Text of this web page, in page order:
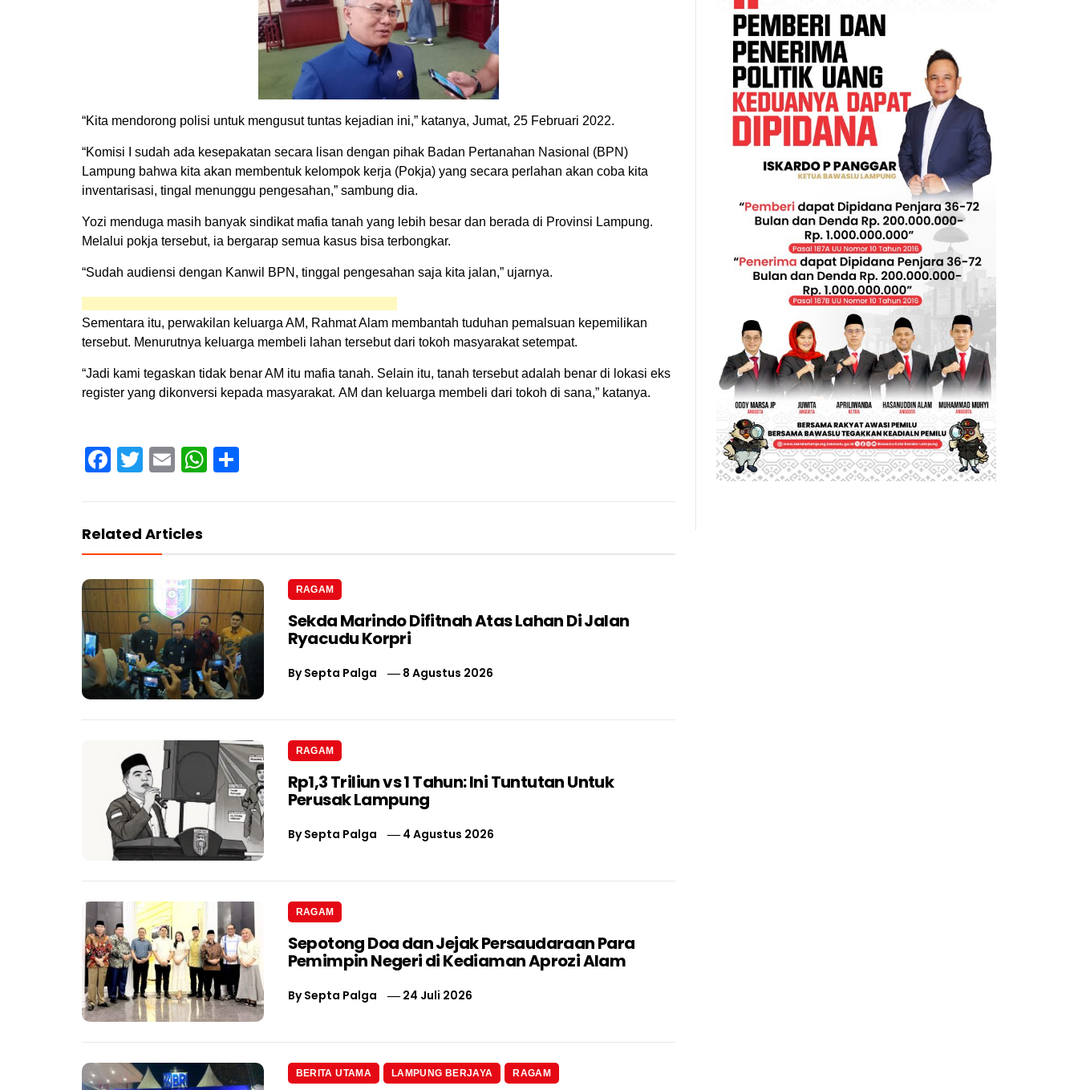
“Kita mendorong polisi untuk mengusut tuntas kejadian ini,” katanya, Jumat, 25 Februari 2022.
“Komisi I sudah ada kesepakatan secara lisan dengan pihak Badan Pertanahan Nasional (BPN)
Lampung bahwa kita akan membentuk kelompok kerja (Pokja) yang secara perlahan akan coba kita
inventarisasi, tingal menunggu pengesahan,” sambung dia.
Yozi menduga masih banyak sindikat mafia tanah yang lebih besar dan berada di Provinsi Lampung.
Melalui pokja tersebut, ia bergarap semua kasus bisa terbongkar.
“Sudah audiensi dengan Kanwil BPN, tinggal pengesahan saja kita jalan,” ujarnya.
Sementara itu, perwakilan keluarga AM, Rahmat Alam membantah tuduhan pemalsuan kepemilikan
tersebut. Menurutnya keluarga membeli lahan tersebut dari tokoh masyarakat setempat.
“Jadi kami tegaskan tidak benar AM itu mafia tanah. Selain itu, tanah tersebut adalah benar di lokasi eks
register yang dikonversi kepada masyarakat. AM dan keluarga membeli dari tokoh di sana,” katanya.
Facebook
TwitterEmailWhatsApp
Related Articles
RAGAM
Sekda Marindo Difitnah Atas Lahan Di Jalan
Ryacudu Korpri
BySepta Palga 8 Agustus 2026
RAGAM
Rp1,3 Triliun vs 1 Tahun: Ini Tuntutan Untuk
Perusak Lampung
BySepta Palga 4 Agustus 2026
RAGAM
Sepotong Doa dan Jejak Persaudaraan Para
Pemimpin Negeri di Kediaman Aprozi Alam
BySepta Palga 24 Juli 2026
BERITA UTAMA LAMPUNG BERJAYA RAGAM